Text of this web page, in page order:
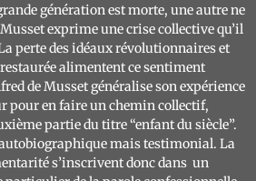
génération est morte, une autre ne
Musset exprime une crise collective qu’il
perte des idéaux révolutionnaires et
alimentent ce sentiment
de Musset généralise son expérience
pour en faire un chemin collectif,
partie du titre “enfant du siècle”.
mais testimonial. La
s’inscrivent donc dans un